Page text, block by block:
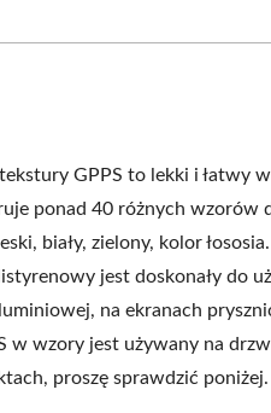
GPPS to lekki i łatwy
ponad 40 różnych wzorów
biały, zielony, kolor łososia.
jest doskonały do
na ekranach
w wzory jest używany na
proszę sprawdzić poniżej.